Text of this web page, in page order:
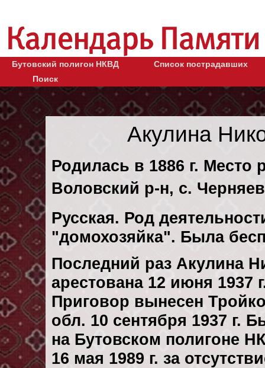
Бутовский полигон НКВД
Список пострадавших
Поиск
Акулина
Родилась в 1886 г. Место
Воловский р-н, с.
Русская. Род
"домохозяйка". Была
Последний раз Акулина
арестована 12 июня 1937
Приговор вынесен
обл. 10 сентября 1937 г.
на Бутовском полигоне
16 мая 1989 г. за